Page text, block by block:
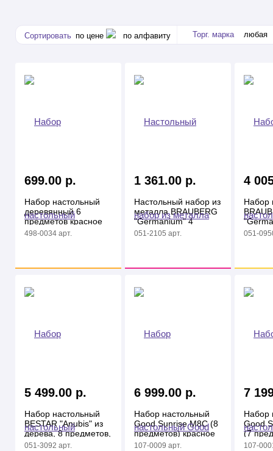
Сортировать по цене по алфавиту Торг. марка любая
699.00 р.
Набор настольный
деревянный 6
предметов красное
дерево/черный
498-0034 арт.
1 361.00 р.
Настольный набор из
металла BRAUBERG
"Germanium" 4
предмета,
051-2105 арт.
4
Набор
051-
5 499.00 р.
Набор настольный
BESTAR "Anubis" из
дерева, 8 предметов,
цвет светлая вишня
051-3092 арт.
6 999.00 р.
Набор настольный
Good Sunrise M8C (8
предметов) красное
дерево дерево
107-0009 арт.
7
Набор
Good
(7
107-